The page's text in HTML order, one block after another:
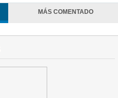
MÁS COMENTADO